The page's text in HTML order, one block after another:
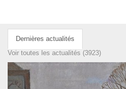
Dernières actualités
Voir toutes les actualités (3923)